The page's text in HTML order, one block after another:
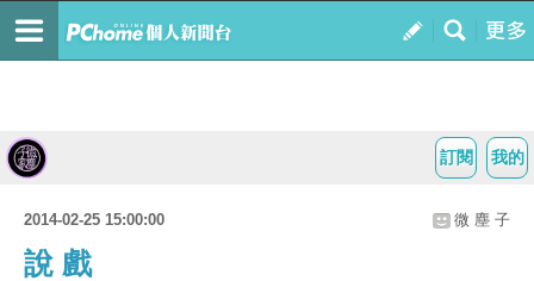
我的
訂閱
2014-02-25 15:00:00 微 塵 子
說 戲